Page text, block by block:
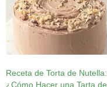
Receta de Torta de Nutella:
¿Cómo Hacer una Tarta de